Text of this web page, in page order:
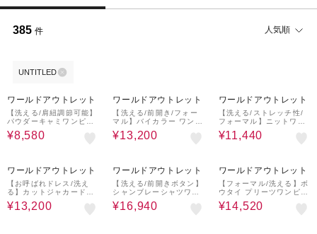
385 件 人気順
UNTITLED
ワールドアウトレット
【洗える/肩紐調節可能】
パウダーキャミワンピー
ス
¥8,580
ワールドアウトレット
【洗える/前開き/フォー
マル】バイカラー ワンピ
ース
¥13,200
ワールドアウトレット
【洗える/ストレッチ性/
フォーマル】ニットワン
ピース
¥11,440
ワールドアウトレット
【お呼ばれドレス/洗え
る】カットジャカードス
リーブ ワンピース
¥13,200
ワールドアウトレット
【洗える/前開きボタン】
シャンブレーシャツワン
ピース
¥16,940
ワールドアウトレット
【フォーマル/洗える】ボ
ウタイ プリーツワンピー
ス
¥14,520